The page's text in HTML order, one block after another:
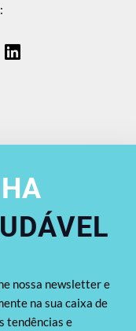
nossa newsletter e
na sua caixa de
tendências e